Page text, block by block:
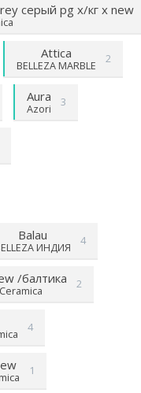
серый pg х/кг х new
Attica
BELLEZA MARBLE
2
Aura
Azori
3
Balau
ИНДИЯ
4
/балтика 2
4
1